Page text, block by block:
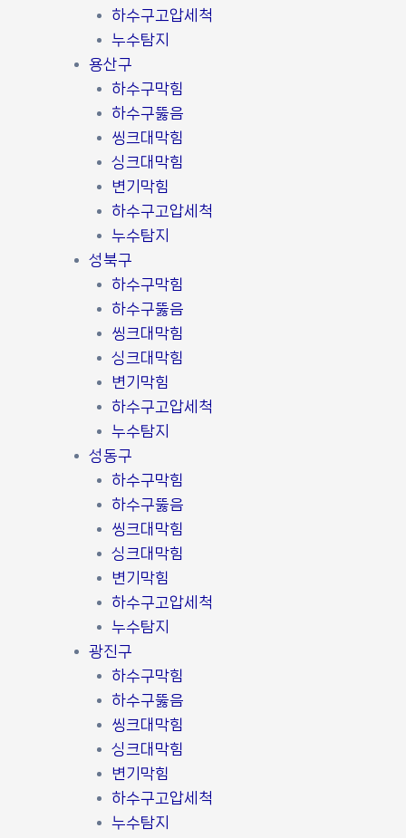
하수구고압세척
누수탐지
용산구
하수구막힘
하수구뚫음
씽크대막힘
싱크대막힘
변기막힘
하수구고압세척
누수탐지
성북구
하수구막힘
하수구뚫음
씽크대막힘
싱크대막힘
변기막힘
하수구고압세척
누수탐지
성동구
하수구막힘
하수구뚫음
씽크대막힘
싱크대막힘
변기막힘
하수구고압세척
누수탐지
광진구
하수구막힘
하수구뚫음
씽크대막힘
싱크대막힘
변기막힘
하수구고압세척
누수탐지